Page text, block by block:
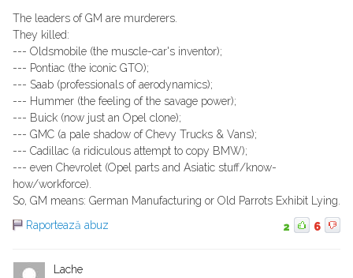
The leaders of GM are murderers.
They killed:
--- Oldsmobile (the muscle-car's inventor);
--- Pontiac (the iconic GTO);
--- Saab (professionals of aerodynamics);
--- Hummer (the feeling of the savage power);
--- Buick (now just an Opel clone);
--- GMC (a pale shadow of Chevy Trucks & Vans);
--- Cadillac (a ridiculous attempt to copy BMW);
--- even Chevrolet (Opel parts and Asiatic stuff/know-
how/workforce).
So, GM means: German Manufacturing or Old Parrots Exhibit Lying.
Raportează abuz
2 6
Lache